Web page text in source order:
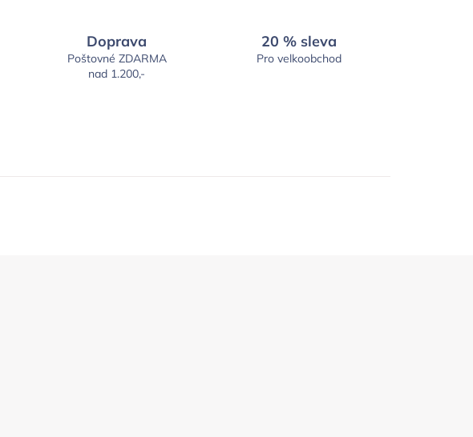
Doprava
Poštovné ZDARMA
nad 1.200,-
20 % sleva
Pro velkoobchod